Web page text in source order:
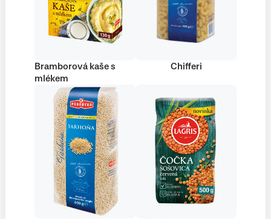
Bramborová kaše s
mlékem
Chifferi